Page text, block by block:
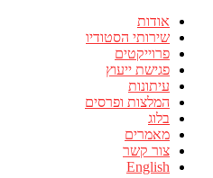
אודות
שירותי הסטודיו
פרוייקטים
פגישת ייעוץ
עיתונות
המלצות ופרסים
בלוג
מאמרים
צור קשר
English